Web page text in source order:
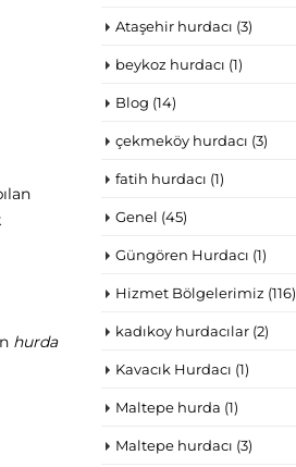
hurda
Ataşehir hurdacı (3)
beykoz hurdacı (1)
Blog (14)
çekmeköy hurdacı (3)
fatih hurdacı (1)
Genel (45)
Güngören Hurdacı (1)
Hizmet Bölgelerimiz (116)
kadıkoy hurdacılar(2)
Kavacık Hurdacı (1)
Maltepe hurda (1)
Maltepe hurdacı (3)